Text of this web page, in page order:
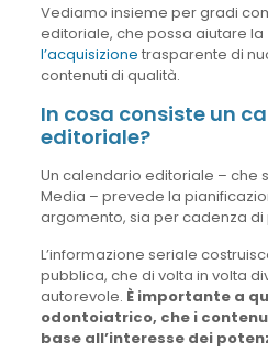
Vediamo insieme per gradi
editoriale, che possa aiutare la
l’acquisizione trasparente di
contenuti di qualità.
In cosa consiste un
editoriale?
Un calendario editoriale – che
Media – prevede la
argomento, sia per cadenza
L’informazione seriale
pubblica, che di volta in volta
autorevole. È importante a
odontoiatrico, che i
base all’interesse dei